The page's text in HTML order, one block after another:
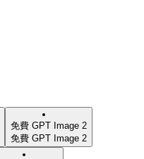
免費 GPT Image 2
免費 GPT Image 2